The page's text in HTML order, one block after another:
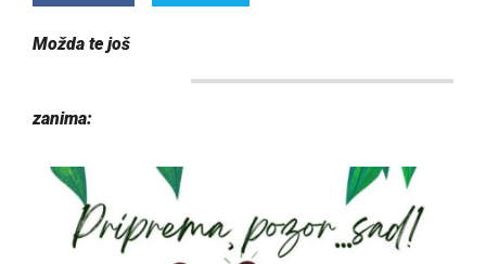
Možda te još
zanima: